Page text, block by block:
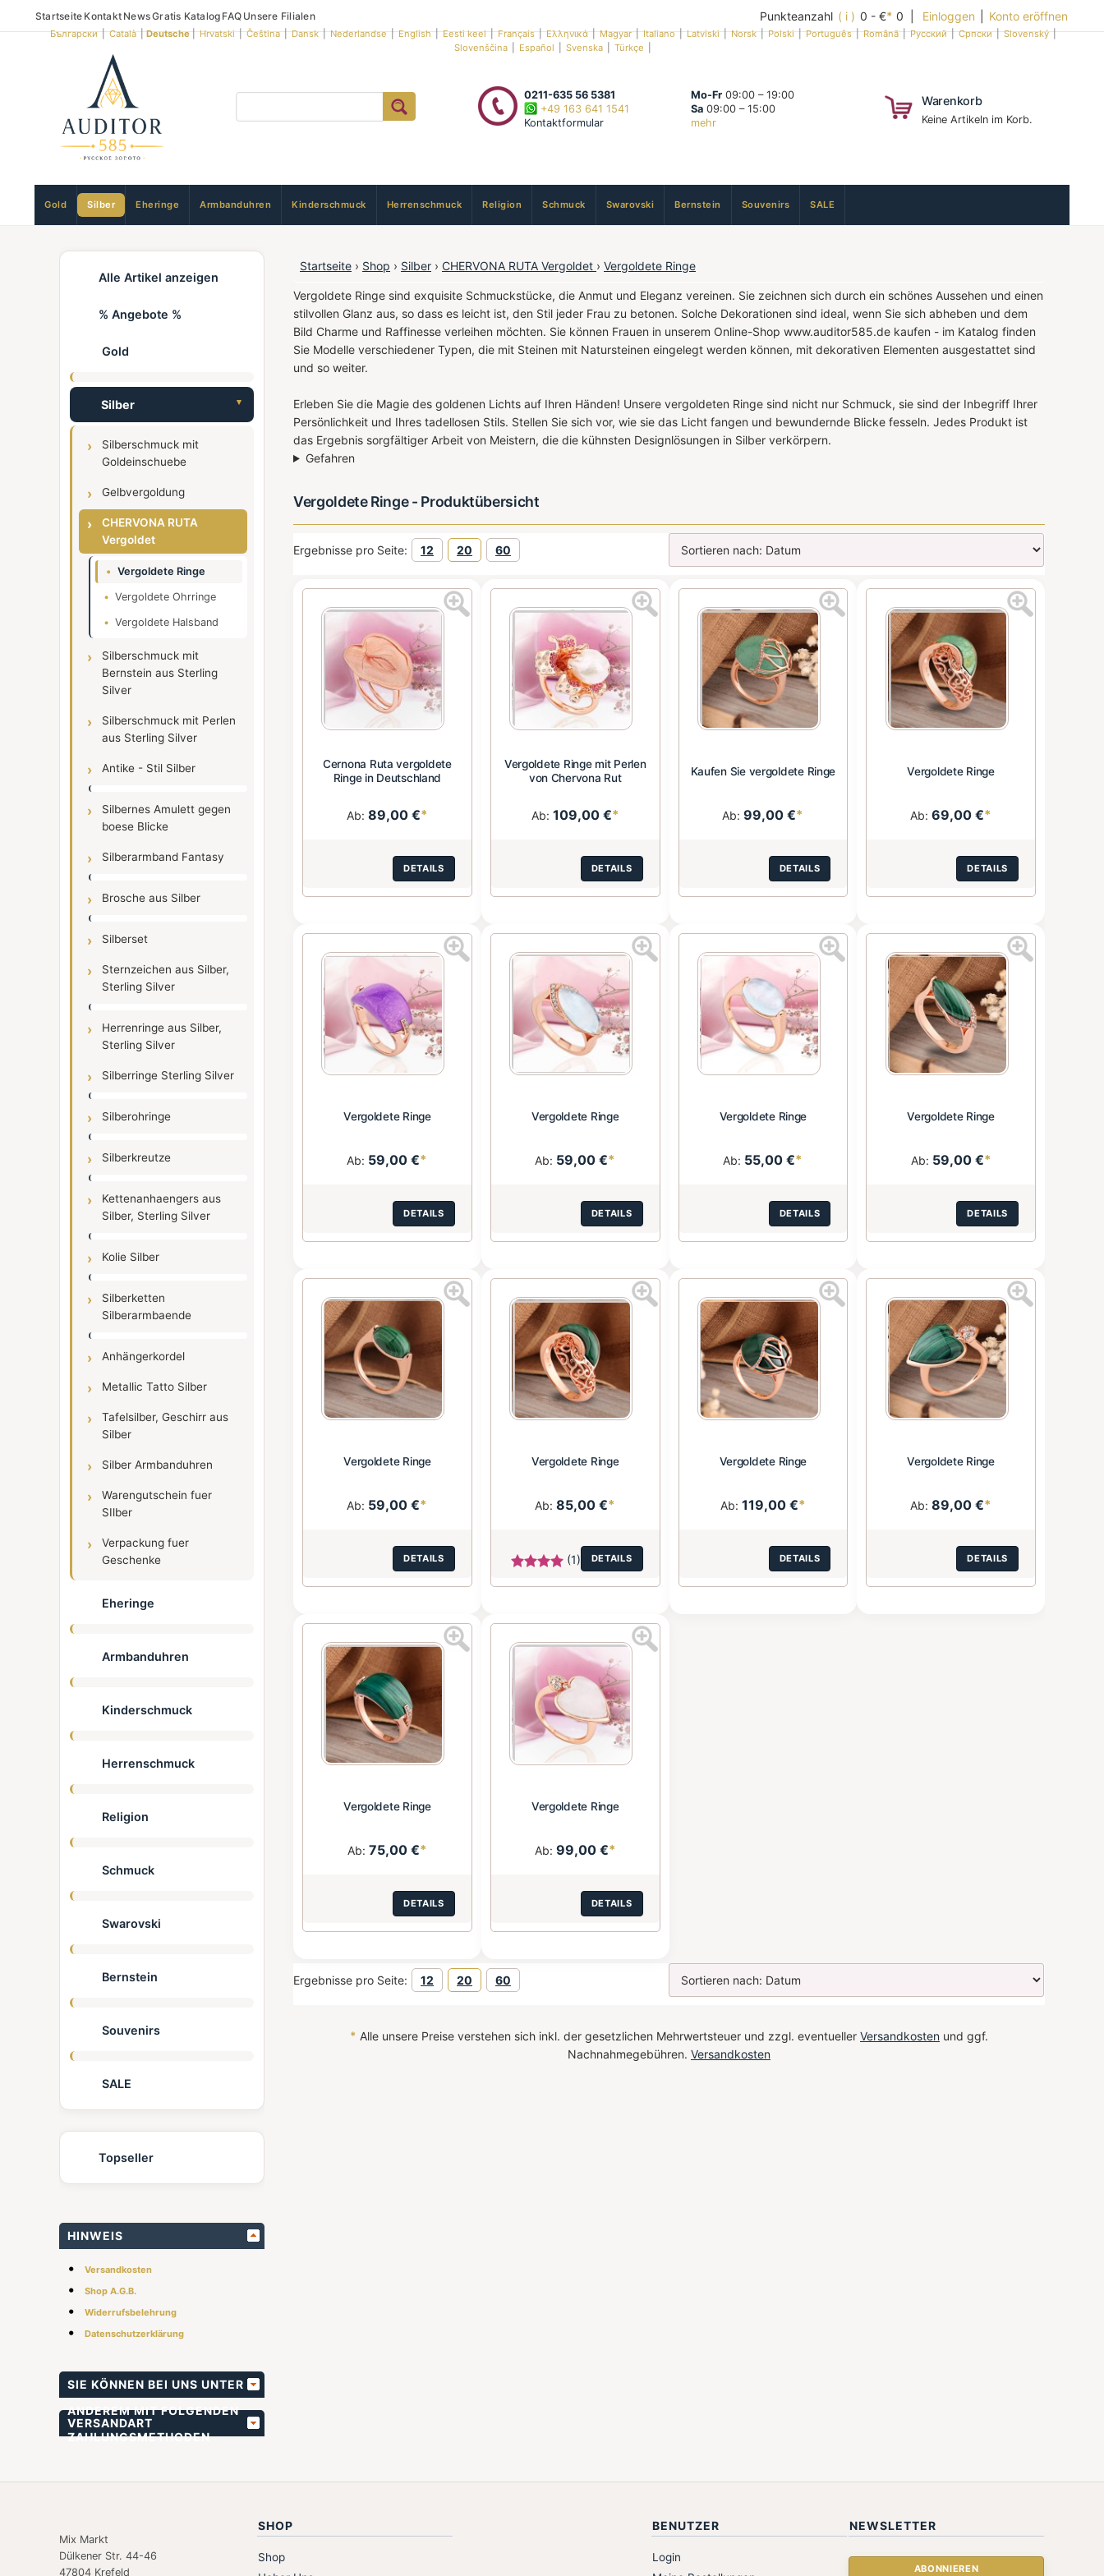
Startseite Kontakt NewsGratis Katalog FAQ Unsere Filialen Punkteanzahl ( i ) 0 - €* 0 | Einloggen Konto eröffnen
Български|Català|Deutsche|Hrvatski|Čeština|Dansk|Nederlandse|English|Eesti keel|Français|Ελληνικά|Magyar|Italiano|Latviski|Norsk|Polski|Português|Română|Русский|Српски|Slovenský|
Slovenščina
Español Svenska Türkçe
0211-635 56 5381
+49 163 641 1541
Kontaktformular
Mo-Fr09:00 – 19:00
Sa09:00 – 15:00
mehr
Warenkorb
Keine Artikeln im Korb.
Gold Silber Eheringe Armbanduhren Kinderschmuck Herrenschmuck Religion Schmuck Swarovski Bernstein Souvenirs SALE
Alle Artikel anzeigen
% Angebote %
Gold
Silber
Silberschmuck mit
Goldeinschuebe
Gelbvergoldung
CHERVONA RUTA
Vergoldet
Vergoldete Ringe
Vergoldete Ohrringe
Vergoldete Halsband
Silberschmuck mit
Bernstein aus Sterling
Silver
Silberschmuck mit Perlen
aus Sterling Silver
Antike - Stil Silber
Silbernes Amulett gegen
boese Blicke
Silberarmband Fantasy
Brosche aus Silber
Silberset
Sternzeichen aus Silber,
Sterling Silver
Herrenringe aus Silber,
Sterling Silver
Silberringe Sterling Silver
Silberohringe
Silberkreutze
Kettenanhaengers aus
Silber, Sterling Silver
Kolie Silber
Silberketten
Silberarmbaende
Anhängerkordel
Metallic Tatto Silber
Tafelsilber, Geschirr aus
Silber
Silber Armbanduhren
Warengutschein fuer
SIlber
Verpackung fuer
Geschenke
Eheringe
Armbanduhren
Kinderschmuck
Herrenschmuck
Religion
Schmuck
Swarovski
Bernstein
Souvenirs
SALE
Topseller
HINWEIS
• Versandkosten
• Shop A.G.B.
• Widerrufsbelehrung
• Datenschutzerklärung
SIE KÖNNEN BEI UNS UNTER
ANDEREM MIT FOLGENDEN
ZAHLUNGSMETHODEN
VERSANDART
Startseite › Shop › Silber › CHERVONA RUTA Vergoldet › Vergoldete Ringe
Vergoldete Ringe sind exquisite Schmuckstücke, die Anmut und Eleganz vereinen. Sie zeichnen sich durch ein schönes Aussehen und einen
stilvollen Glanz aus, so dass es leicht ist, den Stil jeder Frau zu betonen. Solche Dekorationen sind ideal, wenn Sie sich abheben und dem
Bild Charme und Raffinesse verleihen möchten. Sie können Frauen in unserem Online-Shop www.auditor585.de kaufen - im Katalog finden
Sie Modelle verschiedener Typen, die mit Steinen mit Natursteinen eingelegt werden können, mit dekorativen Elementen ausgestattet sind
und so weiter.
Erleben Sie die Magie des goldenen Lichts auf Ihren Händen! Unsere vergoldeten Ringe sind nicht nur Schmuck, sie sind der Inbegriff Ihrer
Persönlichkeit und Ihres tadellosen Stils. Stellen Sie sich vor, wie sie das Licht fangen und bewundernde Blicke fesseln. Jedes Produkt ist
das Ergebnis sorgfältiger Arbeit von Meistern, die die kühnsten Designlösungen in Silber verkörpern.
Gefahren
Vergoldete Ringe - Produktübersicht
Ergebnisse pro Seite: 12 20 60
Cernona Ruta vergoldete
Ringe in Deutschland
Ab: 89,00 €*
DETAILS
Vergoldete Ringe mit Perlen
von Chervona Rut
Ab: 109,00 €*
DETAILS
Kaufen Sie vergoldete Ringe
Ab:99,00 €*
DETAILS
Vergoldete Ringe
Ab:69,00 €*
DETAILS
Vergoldete Ringe
Ab: 59,00 €*
DETAILS
Vergoldete Ringe
Ab: 59,00 €*
DETAILS
Vergoldete Ringe
Ab: 55,00 €*
DETAILS
Vergoldete Ringe
Ab: 59,00 €*
DETAILS
Vergoldete Ringe
Ab: 59,00 €*
DETAILS
Vergoldete Ringe
Ab:85,00 €*
(1) DETAILS
Vergoldete Ringe
Ab: 119,00 €*
DETAILS
Vergoldete Ringe
Ab:89,00 €*
DETAILS
Vergoldete Ringe
Ab: 75,00 €*
DETAILS
Vergoldete Ringe
Ab: 99,00 €*
DETAILS
Ergebnisse pro Seite: 12 20 60
* Alle unsere Preise verstehen sich inkl. der gesetzlichen Mehrwertsteuer und zzgl. eventueller Versandkosten und ggf.
Nachnahmegebühren. Versandkosten
Mix Markt
Dülkener Str. 44-46
47804 Krefeld
SHOP
Shop
BENUTZER
Login
NEWSLETTER